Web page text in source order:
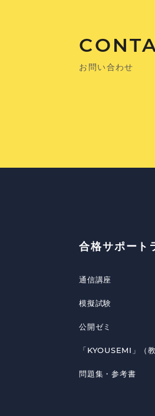
お問い合わせ
合格サポート
通信講座
模擬試験
公開ゼミ
「KYOUSEMI」（
問題集・参考書